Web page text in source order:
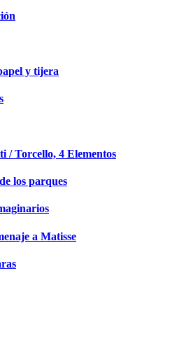
y tijera
/ Torcello, 4 Elementos
los parques
a Matisse